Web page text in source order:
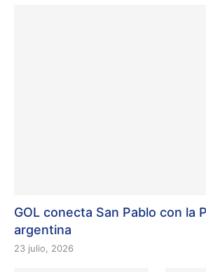
GOL conecta San Pablo con la
argentina
23 julio, 2026